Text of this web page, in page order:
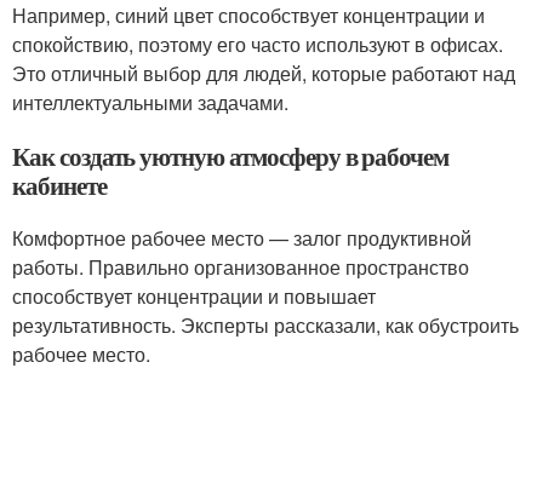
Например, синий цвет способствует концентрации и
спокойствию, поэтому его часто используют в офисах.
Это отличный выбор для людей, которые работают над
интеллектуальными задачами.
Как создать уютную атмосферу в рабочем
кабинете
Комфортное рабочее место — залог продуктивной
работы. Правильно организованное пространство
способствует концентрации и повышает
результативность. Эксперты рассказали, как обустроить
рабочее место.